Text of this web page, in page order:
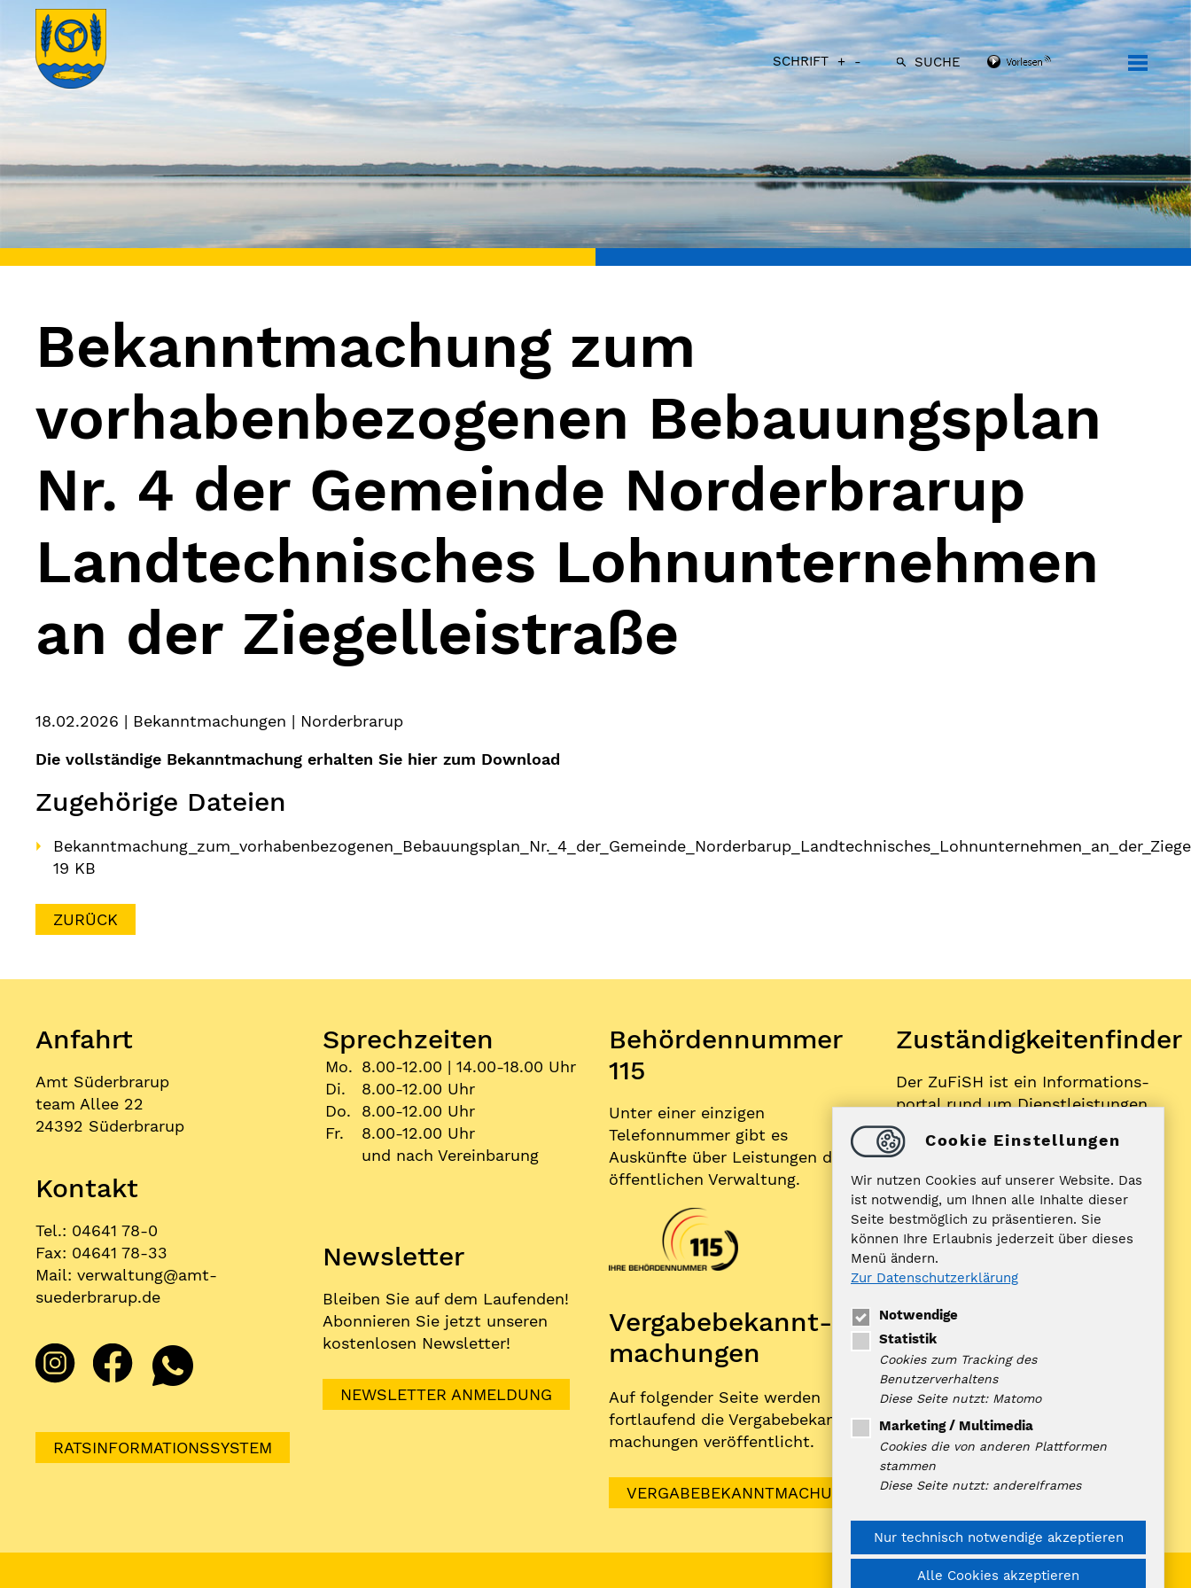
SCHRIFT+ - SUCHE
Bekanntmachung zum
vorhabenbezogenen Bebauungsplan
Nr. 4 der Gemeinde Norderbrarup
Landtechnisches Lohnunternehmen
an der Ziegelleistraße
18.02.2026 | Bekanntmachungen | Norderbrarup
Die vollständige Bekanntmachung erhalten Sie hier zum Download
Zugehörige Dateien
19 KB
ZURÜCK
Anfahrt
Amt Süderbrarup
team Allee 22
24392 Süderbrarup
Kontakt
Tel.: 04641 78-0
Fax: 04641 78-33
Mail: verwaltung@amt-
suederbrarup.de
RATSINFORMATIONSSYSTEM
Sprechzeiten
Mo. 8.00-12.00 | 14.00-18.00 Uhr
Di.
8.00-12.00 Uhr
Do.
8.00-12.00 Uhr
Fr.
8.00-12.00 Uhr
und nach Vereinbarung
Newsletter
Bleiben Sie auf dem Laufenden!
Abonnieren Sie jetzt unseren
kostenlosen Newsletter!
NEWSLETTER ANMELDUNG
Behördennummer
115
Unter einer einzigen
Telefonnummer gibt es
Auskünfte über Leistungen der
öffentlichen Verwaltung.
Vergabe­bekannt­
machungen
Auf folgender Seite werden
fortlaufend die Vergabe­bekannt­
machungen veröffentlicht.
VERGABEBEKANNTMACHUNGEN
Zuständigkeitenfinder
Der ZuFiSH ist ein Informations­
portal rund um Dienstleistungen,
die die öffentliche Hand in
Schleswig-Holstein Ihnen als
ZUFISH
Bankverbindung
Nord-Ostsee Sparkasse
IBAN: DE10 2175 0000 0070 0321
98
BIC: NOLADE21NOS
Cookie Einstellungen
Wir nutzen Cookies auf unserer Website. Das
ist notwendig, um Ihnen alle Inhalte dieser
Seite bestmöglich zu präsentieren. Sie
können Ihre Erlaubnis jederzeit über dieses
Menü ändern.
Zur Datenschutzerklärung
Notwendige
Statistik
Cookies zum Tracking des
Benutzerverhaltens
Diese Seite nutzt: Matomo
Marketing / Multimedia
Cookies die von anderen Plattformen
stammen
Diese Seite nutzt: andereIframes
Nur technisch notwendige akzeptieren
Alle Cookies akzeptieren